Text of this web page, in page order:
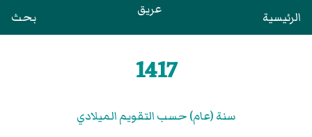
الرئيسية عريق بحث
1417
سنة (عام) حسب التقويم الميلادي